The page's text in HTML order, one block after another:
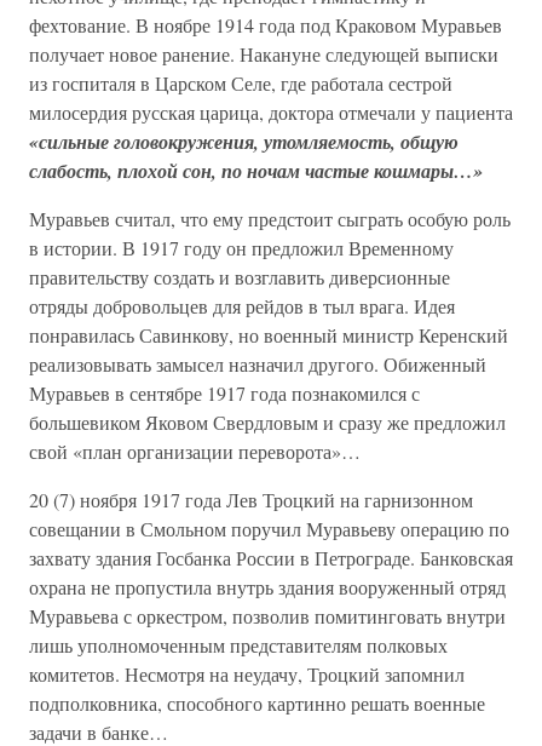
фехтование. В ноябре 1914 года под Краковом Муравьев
получает новое ранение. Накануне следующей выписки
из госпиталя в Царском Селе, где работала сестрой
милосердия русская царица, доктора отмечали у пациента
«сильные головокружения, утомляемость, общую
слабость, плохой сон, по ночам частые кошмары…»
Муравьев считал, что ему предстоит сыграть особую роль
в истории. В 1917 году он предложил Временному
правительству создать и возглавить диверсионные
отряды добровольцев для рейдов в тыл врага. Идея
понравилась Савинкову, но военный министр Керенский
реализовывать замысел назначил другого. Обиженный
Муравьев в сентябре 1917 года познакомился с
большевиком Яковом Свердловым и сразу же предложил
свой «план организации переворота»…
20 (7) ноября 1917 года Лев Троцкий на гарнизонном
совещании в Смольном поручил Муравьеву операцию по
захвату здания Госбанка России в Петрограде. Банковская
охрана не пропустила внутрь здания вооруженный отряд
Муравьева с оркестром, позволив помитинговать внутри
лишь уполномоченным представителям полковых
комитетов. Несмотря на неудачу, Троцкий запомнил
подполковника, способного картинно решать военные
задачи в банке…